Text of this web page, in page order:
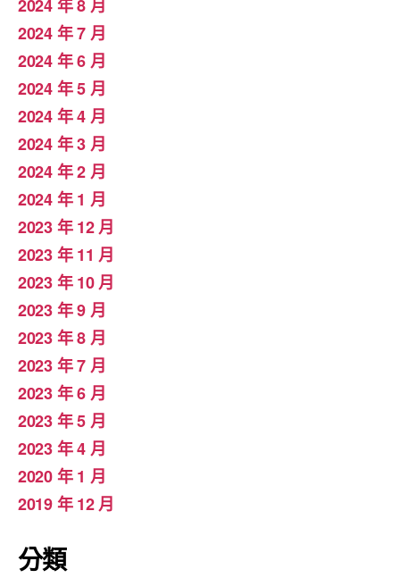
2024 年 8 月
2024 年 7 月
2024 年 6 月
2024 年 5 月
2024 年 4 月
2024 年 3 月
2024 年 2 月
2024 年 1 月
2023 年 12 月
2023 年 11 月
2023 年 10 月
2023 年 9 月
2023 年 8 月
2023 年 7 月
2023 年 6 月
2023 年 5 月
2023 年 4 月
2020 年 1 月
2019 年 12 月
分類